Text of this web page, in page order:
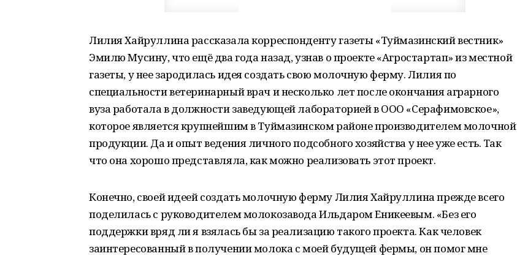
Лилия Хайруллина рассказала корреспонденту газеты «Туймазинский вестник»
Эмилю Мусину, что ещё два года назад, узнав о проекте «Агростартап» из местной
газеты, у нее зародилась идея создать свою молочную ферму. Лилия по
специальности ветеринарный врач и несколько лет после окончания аграрного
вуза работала в должности заведующей лабораторией в ООО «Серафимовское»,
которое является крупнейшим в Туймазинском районе производителем молочной
продукции. Да и опыт ведения личного подсобного хозяйства у нее уже есть. Так
что она хорошо представляла, как можно реализовать этот проект.
Конечно, своей идеей создать молочную ферму Лилия Хайруллина прежде всего
поделилась с руководителем молокозавода Ильдаром Еникеевым. «Без его
поддержки вряд ли я взялась бы за реализацию такого проекта. Как человек
заинтересованный в получении молока с моей будущей фермы, он помог мне